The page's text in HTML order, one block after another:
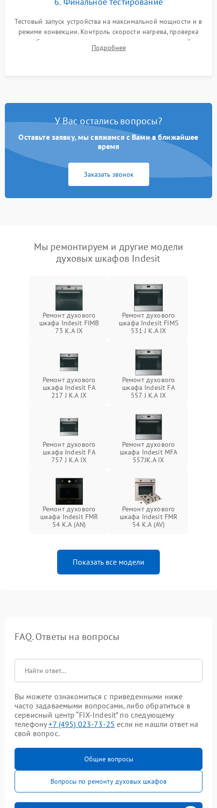
Тестовый запуск устройства на максимальной мощности и в
режиме конвекции. Контроль скорости нагрева, проверка
срабатывания термостата при достижении заданной
температуры и тест на отсутствие утечек тока.
Подробнее
У Вас остались вопросы?
Оставьте заявку, мы свяжемся с Вами в ближайшее
время
Заказать звонок
Мы ремонтируем и другие модели
духовых шкафов Indesit
Ремонт духового
шкафа Indesit FIMB
73 K.A IX
Ремонт духового
шкафа Indesit FIMS
531 J K.A IX
Ремонт духового
шкафа Indesit FA
217 J K.A IX
Ремонт духового
шкафа Indesit FA
557 J K.A IX
Ремонт духового
шкафа Indesit FA
757 J K.A IX
Ремонт духового
шкафа Indesit MFA
557JK.A IX
Ремонт духового
шкафа Indesit FMR
54 K.A (AN)
Ремонт духового
шкафа Indesit FMR
54 K.A (AV)
Показать все модели
FAQ. Ответы на вопросы
Вы можете ознакомиться с приведенными ниже
часто задаваемыми вопросами, либо обратиться в
сервисный центр “FIX-Indesit” по следующему
телефону+7 (495) 023-73-25 если не нашли ответ на
свой вопрос.
Общие вопросы
Вопросы по ремонту духовых шкафов